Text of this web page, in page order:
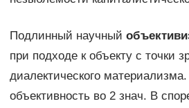
Подлинный научный
при подходе к объекту с точки
диалектического
объективность во 2 знач. В